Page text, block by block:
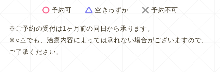
予約可 空きわずか 予約不可
※ご予約の受付は1ヶ月前の同日から承ります。
※○△でも、治療内容によっては承れない場合がございますので、
ご了承ください。